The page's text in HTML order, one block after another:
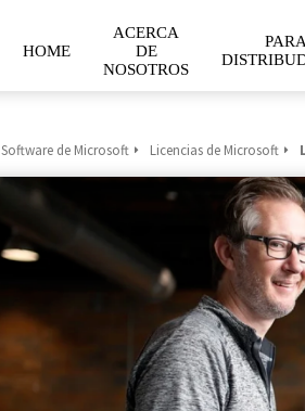
HOME
ACERCA
DE
NOSOTROS
PARA
Software de Microsoft Licencias de Microsoft